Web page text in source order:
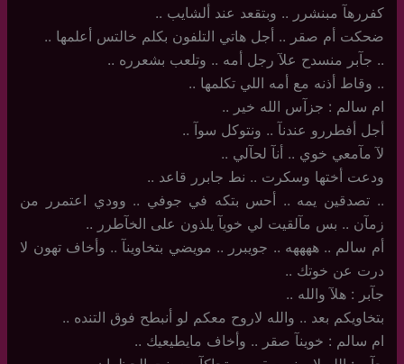
كفررهآ مبنشرر .. وبتقعد عند ألشايب ..
ضحكت أم صقر .. أجل هاتي التلفون بكلم خالتس أعلمها ..
..‏ جآبر منسدح علآ رجل أمه .. وتلعب بشعرره ..
..‏ وقاط أذنه مع أمه اللي تكلمها ..
ام سالم : جزآس الله خير .. ‏
أجل أفطررو عندنآ .. ونتوكل سوآ ..
لآ مآمعي خوي .. أنآ لحآلي ..
ودعت أختها وسكرت .. نط جابرر قاعد ..
..‏ تصدقين يمه .. أحس بتكه في جوفي .. وودي اعتمرر من
زمآن .. بس مآلقيت لي خويآ يلذون على الخآطرر ..
أم سالم .. ههههه ‏.. جويبرر .. مويضي بتخاوينآ .. وأخاف تهون لا
درت عن خوتك ..
جآبر : هلآ والله ..
بتخاويكم بعد .. والله لاروح معكم لو أنبطح فوق التنده ..
ام سالم : خوينآ صقر .. وأخاف مايطيعيك ..